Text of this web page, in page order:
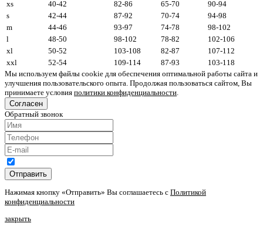
xs 40-42 82-86 65-70
90-94
s
42-44 87-92 70-74
94-98
m
44-46 93-97 74-78
98-102
l
48-50 98-102 78-82
102-106
xl
50-52 103-108 82-87
107-112
xxl
52-54 109-114 87-93
103-118
Мы используем файлы cookie для обеспечения оптимальной работы сайта и
улучшения пользовательского опыта. Продолжая пользоваться сайтом, Вы
принимаете условия политики конфиденциальности.
Согласен
Обратный звонок
Отправить
Нажимая кнопку «Отправить» Вы соглашаетесь с Политикой
конфиденциальности
закрыть